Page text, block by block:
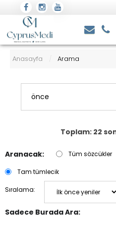
Anasayfa / Arama
Toplam: 22
Aranacak: Tüm sözcükler
Tam tümlecik
Sıralama:
Sadece Burada Ara: